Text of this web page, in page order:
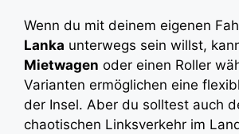
Wenn du mit deinem eigenen
Lanka unterwegs sein willst,
Mietwagen oder einen Roller
Varianten ermöglichen eine
der Insel. Aber du solltest auch
chaotischen Linksverkehr im